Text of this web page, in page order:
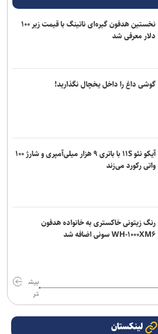
نخستین هدفون گیره‌ای ناتینگ با قیمت زیر ۱۰۰
دلار معرفی شد
گوشی داغ را داخل یخچال نگذارید!
آیکو نئو ۱۱S با باتری ۹ هزار میلی‌آمپری و شارژ ۱۰۰
واتی رکورد می‌زند
رنگ زیتونی خاکستری به خانواده هدفون
WH-۱۰۰۰XM۶ سونی اضافه شد
بیش
تر
لینکستان